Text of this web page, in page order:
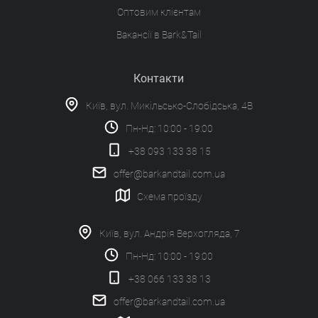
Оптовим клієнтам
Вакансії в Bark&Tail
Контакти
Київ, вул. Микільсько-Слобідська, 4В
Пн-Нд: 10:00 - 19:00
+38 093 133 38 15
offer@barkandtail.com.ua
Схема проїзду
Київ, вул. Андрія Верхогляда, 7
Пн-Нд: 10:00 - 19:00
+38 066 133 38 13
offer@barkandtail.com.ua